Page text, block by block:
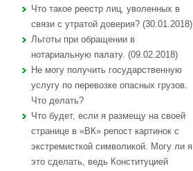
Что такое реестр лиц, уволенных в
связи с утратой доверия? (30.01.2018)
Льготы при обращении в
нотариальную палату. (09.02.2018)
Не могу получить государственную
услугу по перевозке опасных грузов.
Что делать?
Что будет, если я размещу на своей
странице в «ВК» репост картинок с
экстремисткой символикой. Могу ли я
это сделать, ведь Конституцией